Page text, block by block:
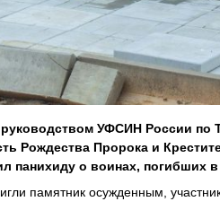
УФСИН России по
Рождества Пророка и
о воинах, погибших
памятник осужденным,